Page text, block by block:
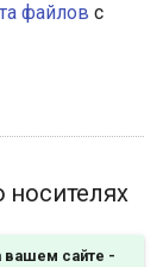
файлов с
вашем сайте -